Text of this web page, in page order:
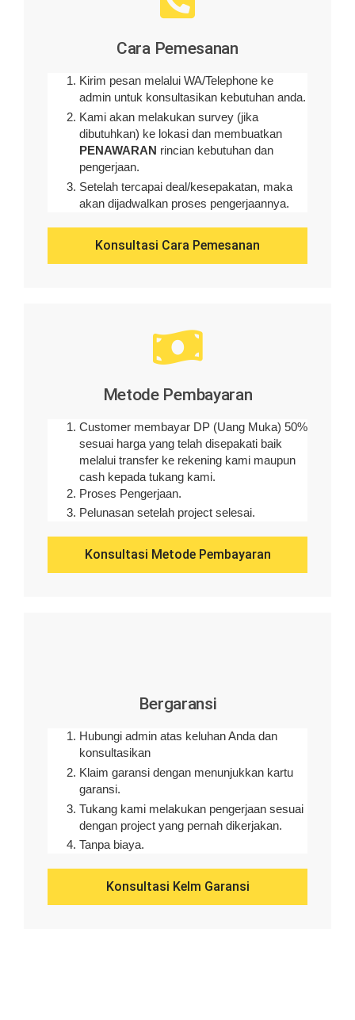
Cara Pemesanan
Kirim pesan melalui WA/Telephone ke
admin untuk konsultasikan kebutuhan anda.
Kami akan melakukan survey (jika
dibutuhkan) ke lokasi dan membuatkan
PENAWARAN rincian kebutuhan dan
pengerjaan.
Setelah tercapai deal/kesepakatan, maka
akan dijadwalkan proses pengerjaannya.
Konsultasi Cara Pemesanan
Metode Pembayaran
Customer membayar DP (Uang Muka) 50%
sesuai harga yang telah disepakati baik
melalui transfer ke rekening kami maupun
cash kepada tukang kami.
Proses Pengerjaan.
Pelunasan setelah project selesai.
Konsultasi Metode Pembayaran
Bergaransi
Hubungi admin atas keluhan Anda dan
konsultasikan
Klaim garansi dengan menunjukkan kartu
garansi.
Tukang kami melakukan pengerjaan sesuai
dengan project yang pernah dikerjakan.
Tanpa biaya.
Konsultasi Kelm Garansi